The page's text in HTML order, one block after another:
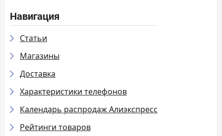
Навигация
Статьи
Магазины
Доставка
Характеристики телефонов
Календарь распродаж Алиэкспресс
Рейтинги товаров